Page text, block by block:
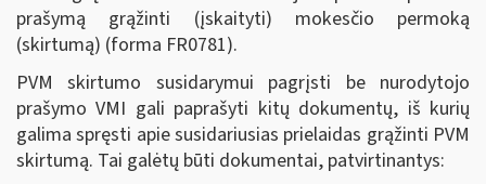
prašymą grąžinti (įskaityti) mokesčio permoką
(skirtumą) (forma FR0781).
PVM skirtumo susidarymui pagrįsti be nurodytojo
prašymo VMI gali paprašyti kitų dokumentų, iš kurių
galima spręsti apie susidariusias prielaidas grąžinti PVM
skirtumą. Tai galėtų būti dokumentai, patvirtinantys: